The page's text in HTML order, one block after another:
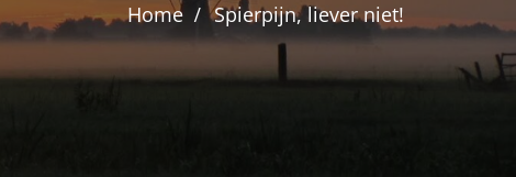
Home Spierpijn, liever niet!